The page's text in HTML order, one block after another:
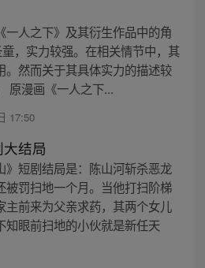
一人之下》及其衍生作品中的角
，实力较强。在相关情节中，其
。然而关于其具体实力的描述较
原漫画《一人之下...
17:50
结局
》短剧结局是：陈山河斩杀恶龙
被罚扫地一个月。当他打扫阶梯
主前来为父亲求药，其两个女儿
知眼前扫地的小伙就是新任天